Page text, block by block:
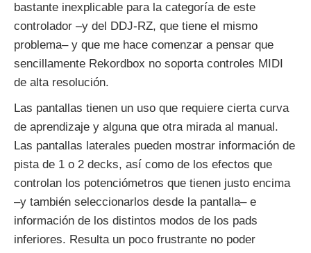
bastante inexplicable para la categoría de este
controlador –y del DDJ-RZ, que tiene el mismo
problema– y que me hace comenzar a pensar que
sencillamente Rekordbox no soporta controles MIDI
de alta resolución.
Las pantallas tienen un uso que requiere cierta curva
de aprendizaje y alguna que otra mirada al manual.
Las pantallas laterales pueden mostrar información de
pista de 1 o 2 decks, así como de los efectos que
controlan los potenciómetros que tienen justo encima
–y también seleccionarlos desde la pantalla– e
información de los distintos modos de los pads
inferiores. Resulta un poco frustrante no poder